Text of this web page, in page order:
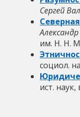
Сергей
им. Н. Н.
социол.
ист.